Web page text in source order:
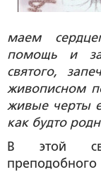
маем
помощь и
святого,
живописном
живые черты
как будто
В этой